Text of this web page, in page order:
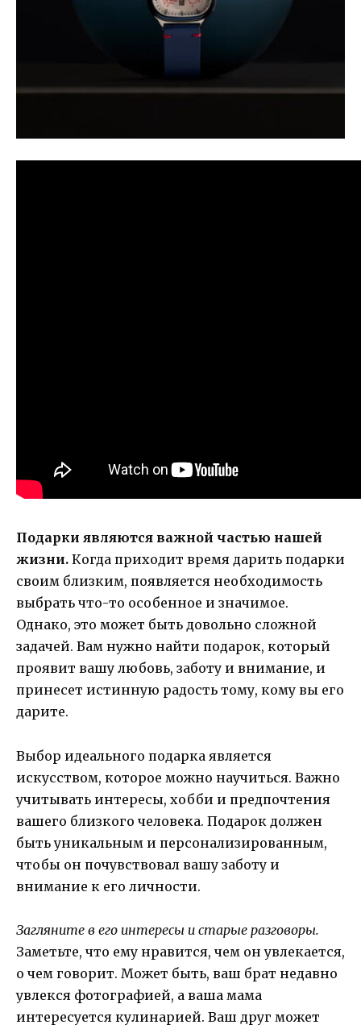
Подарки являются важной частью нашей
жизни. Когда приходит время дарить подарки
своим близким, появляется необходимость
выбрать что-то особенное и значимое.
Однако, это может быть довольно сложной
задачей. Вам нужно найти подарок, который
проявит вашу любовь, заботу и внимание, и
принесет истинную радость тому, кому вы его
дарите.
Выбор идеального подарка является
искусством, которое можно научиться. Важно
учитывать интересы, хобби и предпочтения
вашего близкого человека. Подарок должен
быть уникальным и персонализированным,
чтобы он почувствовал вашу заботу и
внимание к его личности.
Загляните в его интересы и старые разговоры.
Заметьте, что ему нравится, чем он увлекается,
о чем говорит. Может быть, ваш брат недавно
увлекся фотографией, а ваша мама
интересуется кулинарией. Ваш друг может